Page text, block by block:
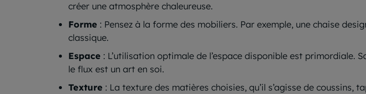
créer une atmosphère chaleureuse.
Forme : Pensez à la forme des mobiliers. Par exemple, une chaise
classique.
Espace : L’utilisation optimale de l’espace disponible est primordiale.
le flux est un art en soi.
Texture : La texture des matières choisies, qu’il s’agisse de